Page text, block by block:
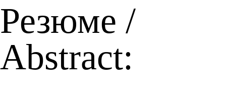
Резюме /
Abstract: